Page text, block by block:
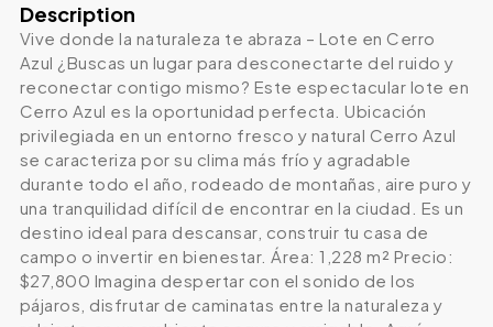
Description
Vive donde la naturaleza te abraza – Lote en Cerro
Azul ¿Buscas un lugar para desconectarte del ruido y
reconectar contigo mismo? Este espectacular lote en
Cerro Azul es la oportunidad perfecta. Ubicación
privilegiada en un entorno fresco y natural Cerro Azul
se caracteriza por su clima más frío y agradable
durante todo el año, rodeado de montañas, aire puro y
una tranquilidad difícil de encontrar en la ciudad. Es un
destino ideal para descansar, construir tu casa de
campo o invertir en bienestar. Área: 1,228 m² Precio:
$27,800 Imagina despertar con el sonido de los
pájaros, disfrutar de caminatas entre la naturaleza y